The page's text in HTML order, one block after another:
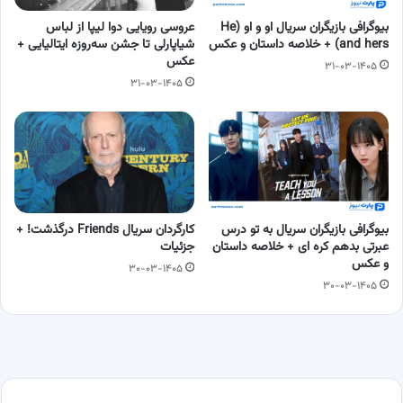
بیوگرافی بازیگران سریال او و او (He
and hers) + خلاصه داستان و عکس
۳۱-۰۳-۱۴۰۵
عروسی رویایی دوا لیپا از لباس
شیاپارلی تا جشن سه‌روزه ایتالیایی +
عکس
۳۱-۰۳-۱۴۰۵
بیوگرافی بازیگران سریال به تو درس
عبرتی بدهم کره ای + خلاصه داستان
و عکس
۳۰-۰۳-۱۴۰۵
کارگردان سریال Friends درگذشت! +
جزئیات
۳۰-۰۳-۱۴۰۵